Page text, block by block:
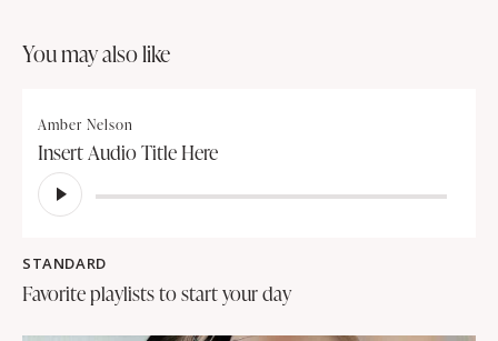
you may also like
Amber Nelson
Insert Audio Title Here
Lecteur
audio
STANDARD
Favorite playlists to start your day